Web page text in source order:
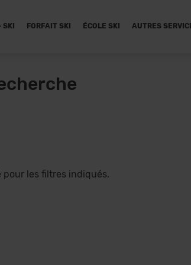
SKI FORFAIT SKI ÉCOLE SKI AUTRES
les filtres indiqués.